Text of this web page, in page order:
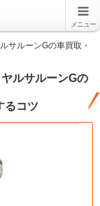
メニュー
サルーンGの車買取・
ルサルーンGの
るコツ